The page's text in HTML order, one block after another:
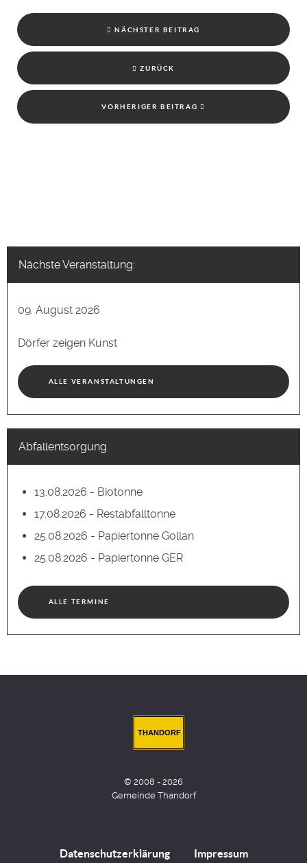
NÄCHSTER BEITRAG
ZURÜCK
VORHERIGER BEITRAG
Nächste Veranstaltung:
09. August 2026
Dörfer zeigen Kunst
ALLE VERANSTALTUNGEN
Abfallentsorgung
13.08.2026 - Biotonne
17.08.2026 - Restabfalltonne
25.08.2026 - Papiertonne Gollan
25.08.2026 - Papiertonne GER
ALLE TERMINE
THANDORF
© 2008 - 2026
Gemeinde Thandorf
Datenschutzerklärung Impressum